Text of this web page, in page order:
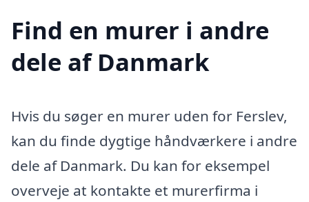
Find en murer i andre
dele af Danmark
Hvis du søger en murer uden for Ferslev,
kan du finde dygtige håndværkere i andre
dele af Danmark. Du kan for eksempel
overveje at kontakte et murerfirma i